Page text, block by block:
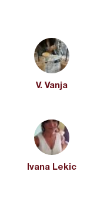
V. Vanja
Ivana Lekic